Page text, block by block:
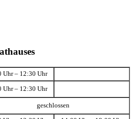
Uhr – 12:30 Uhr
Uhr – 12:30 Uhr
geschlossen